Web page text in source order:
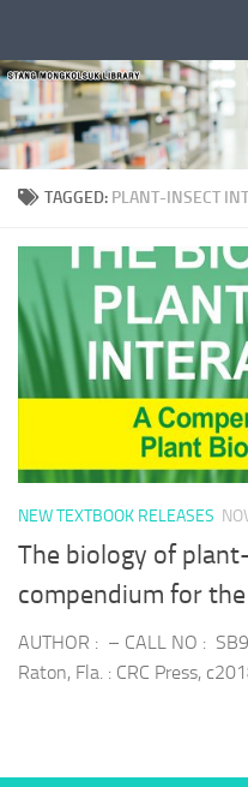
TAGGED: PLANT-INSECT
NEW TEXTBOOK RELEASES
The biology of
compendium for
AUTHOR : – CALL NO :
Raton, Fla. : CRC Press,